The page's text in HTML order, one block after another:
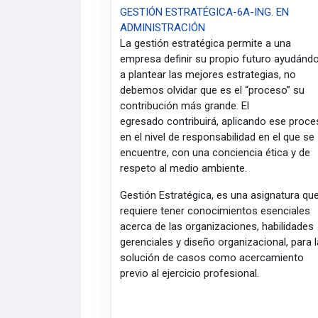
GESTIÓN ESTRATÉGICA-6A-ING. EN
ADMINISTRACIÓN
La gestión estratégica permite a una
empresa definir su propio futuro
a plantear las mejores estrategias, no
debemos olvidar que es el “proceso” su
contribución más grande. El
egresado contribuirá, aplicando ese
en el nivel de responsabilidad en el que se
encuentre, con una conciencia ética y de
respeto al medio ambiente.
Gestión Estratégica, es una asignatura que
requiere tener conocimientos esenciales
acerca de las organizaciones, habilidades
gerenciales y diseño organizacional, para
solución de casos como acercamiento
previo al ejercicio profesional.